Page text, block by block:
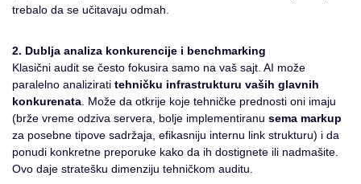
trebalo da se učitavaju odmah.
2. Dublja analiza konkurencije i benchmarking
Klasični audit se često fokusira samo na vaš sajt. AI može
paralelno analizirati tehničku infrastrukturu vaših glavnih
konkurenata . Može da otkrije koje tehničke prednosti oni imaju
(brže vreme odziva servera, bolje implementiranu sema markup
za posebne tipove sadržaja, efikasniju internu link strukturu) i da
ponudi konkretne preporuke kako da ih dostignete ili nadmašite.
Ovo daje stratešku dimenziju tehničkom auditu.